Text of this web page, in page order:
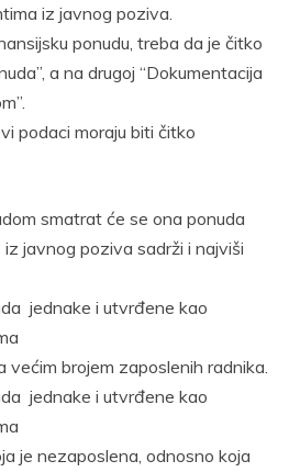
iz javnog poziva.
ponudu, treba da je čitko
a na drugoj “Dokumentacija
podaci moraju biti čitko
smatrat će se ona ponuda
javnog poziva sadrži i najviši
jednake i utvrđene kao
brojem zaposlenih radnika.
jednake i utvrđene kao
je nezaposlena, odnosno koja